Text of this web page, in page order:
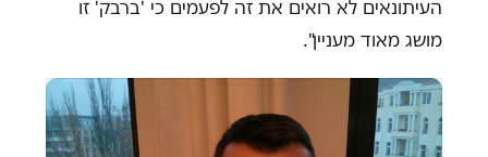
העיתונאים לא רואים את זה לפעמים כי 'ברבק' זו
מושג מאוד מעניין".